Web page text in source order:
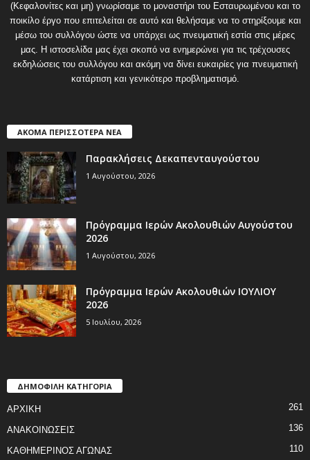
(Κεφαλονίτες και μη) γνωρίσαμε το μοναστήρι του Εσταυρωμένου και το
ποικίλο έργο που επιτελείται σε αυτό και θελήσαμε να το στηρίξουμε και
μέσω του συλλόγου ώστε να υπάρχει ως πνευματική εστία στις μέρες
μας. Η ιστοσελίδα μας έχει σκοπό να ενημερώνει για τις τρέχουσες
εκδηλώσεις του συλλόγου και ακόμη να δίνει ευκαιρίες για πνευματική
κατάρτιση και γενικότερο προβληματισμό.
ΑΚΟΜΑ ΠΕΡΙΣΣΟΤΕΡΑ ΝΕΑ
Παρακλήσεις Δεκαπενταυγούστου
1 Αυγούστου, 2026
Πρόγραμμα Ιερών Ακολουθιών Αυγούστου
2026
1 Αυγούστου, 2026
Πρόγραμμα Ιερών Ακολουθιών ΙΟΥΛΙΟΥ
2026
5 Ιουλίου, 2026
ΔΗΜΟΦΙΛΗ ΚΑΤΗΓΟΡΙΑ
ΑΡΧΙΚΗ 261
ΑΝΑΚΟΙΝΩΣΕΙΣ 136
ΚΑΘΗΜΕΡΙΝΟΣ ΑΓΩΝΑΣ 110